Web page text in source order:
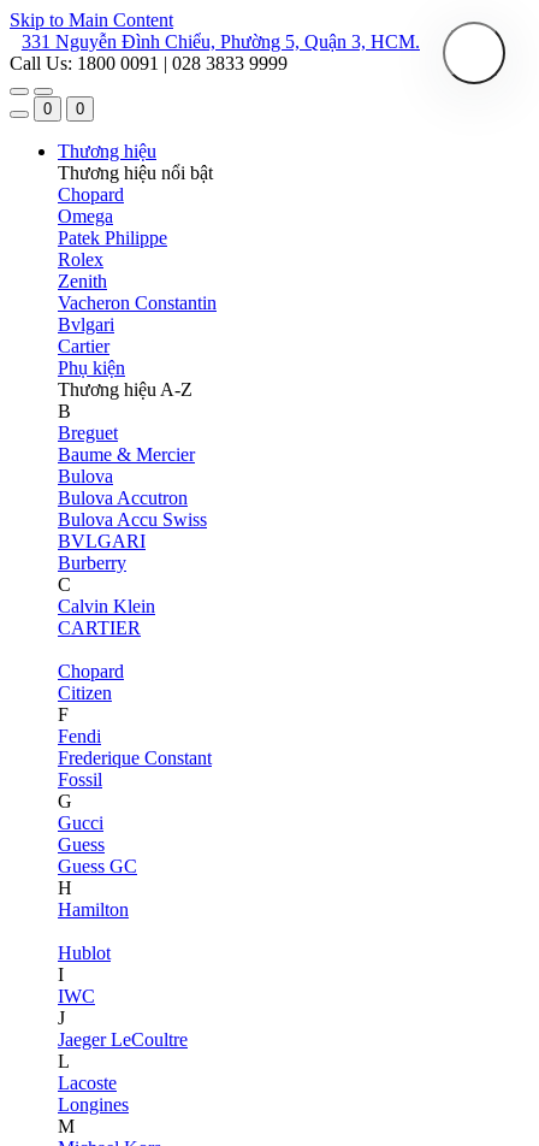
Skip to Main Content
331 Nguyễn Đình Chiểu, Phường 5, Quận 3, HCM.
Call Us: 1800 0091 | 028 3833 9999
0 0
Thương hiệu
Thương hiệu nổi bật
Chopard
Omega
Patek Philippe
Rolex
Zenith
Vacheron Constantin
Bvlgari
Cartier
Phụ kiện
Thương hiệu A-Z
B
Breguet
Baume & Mercier
Bulova
Bulova Accutron
Bulova Accu Swiss
BVLGARI
Burberry
C
Calvin Klein
CARTIER
Chopard
Citizen
F
Fendi
Frederique Constant
Fossil
G
Gucci
Guess
Guess GC
H
Hamilton
Hublot
I
IWC
J
Jaeger LeCoultre
L
Lacoste
Longines
M